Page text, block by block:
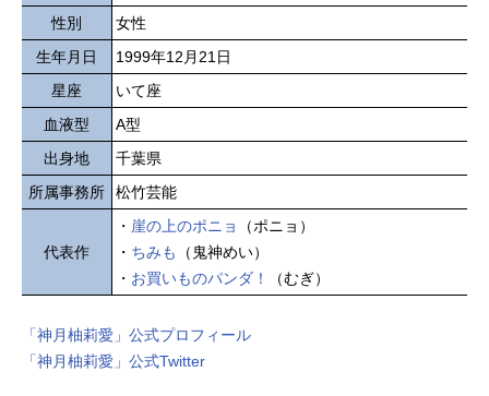
性別
女性
生年月日
1999年12月21日
星座
いて座
血液型
A型
出身地
千葉県
所属事務所
松竹芸能
代表作
・ 崖の上のポニョ
（ポニョ）
・ ちみも
（鬼神めい）
・ お買いものパンダ！ （むぎ）
「神月柚莉愛」公式プロフィール
「神月柚莉愛」公式Twitter